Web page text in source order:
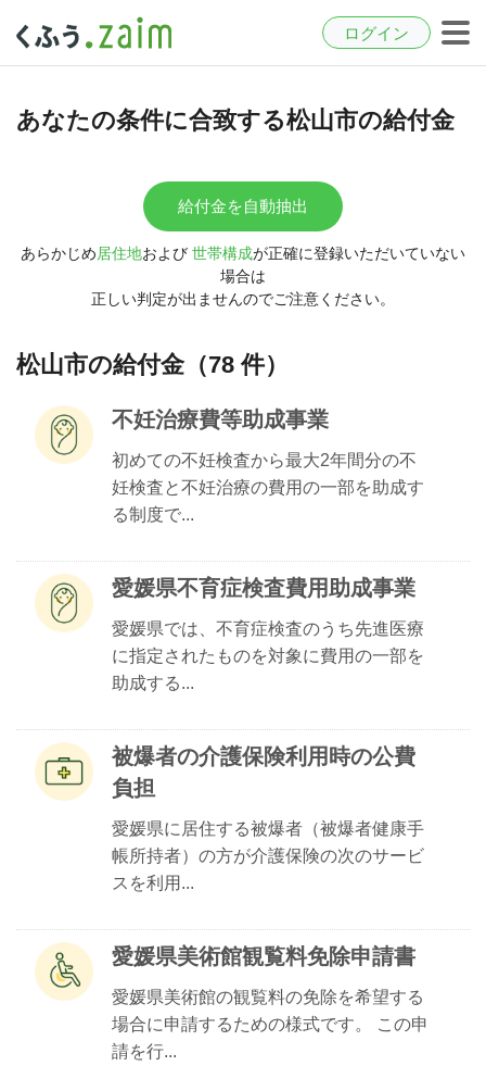
ログイン
あなたの条件に合致する松山市の給付金
給付金を自動抽出
あらかじめ居住地および 世帯構成が正確に登録いただいていない
場合は
正しい判定が出ませんのでご注意ください。
松山市の給付金（78 件）
不妊治療費等助成事業
初めての不妊検査から最大2年間分の不
妊検査と不妊治療の費用の一部を助成す
る制度で...
愛媛県不育症検査費用助成事業
愛媛県では、不育症検査のうち先進医療
に指定されたものを対象に費用の一部を
助成する...
被爆者の介護保険利用時の公費
負担
愛媛県に居住する被爆者（被爆者健康手
帳所持者）の方が介護保険の次のサービ
スを利用...
愛媛県美術館観覧料免除申請書
愛媛県美術館の観覧料の免除を希望する
場合に申請するための様式です。 この申
請を行...